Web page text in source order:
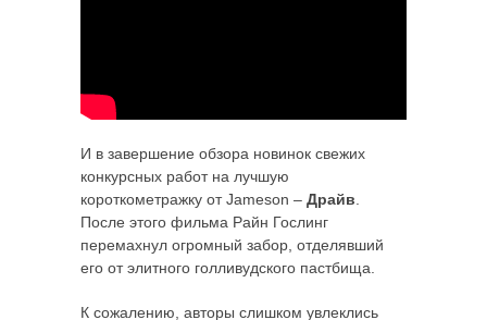
И в завершение обзора новинок свежих
конкурсных работ на лучшую
короткометражку от Jameson – Драйв
После этого фильма Райн Гослинг
перемахнул огромный забор, отделявший
его от элитного голливудского пастбища.
К сожалению, авторы слишком увлеклись